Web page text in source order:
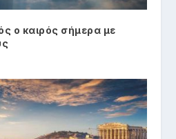
ο καιρός σήμερα με